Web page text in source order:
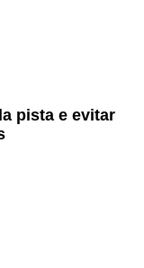
pista e evitar